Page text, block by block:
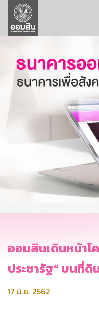
ลูกค้าธุรกิจ
ลูกค้าผู้ประกอบรายย่
ออมเพื่อสุข
เกี่ยวกับธนาคาร
การพัฒนาที่ยั่งยืน
บริการทางการเงิน
ติดต่อเรา
บริการออนไลน์
ออมสินเดินหน้าโ
ประชารัฐ” บนที่
17 มิ.ย. 2562